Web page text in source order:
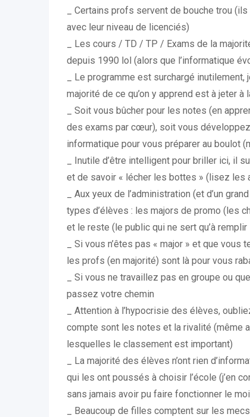
_ Certains profs servent de bouche trou
avec leur niveau de licenciés)
_ Les cours / TD / TP / Exams de la
depuis 1990 lol (alors que l’informatique
_ Le programme est surchargé
majorité de ce qu’on y apprend est à jeter à
_ Soit vous bûcher pour les notes (en
des exams par cœur), soit vous
informatique pour vous préparer au boulot
_ Inutile d’être intelligent pour briller ici, il
et de savoir « lécher les bottes » (lisez les
_ Aux yeux de l’administration (et d’un
types d’élèves : les majors de promo (les
et le reste (le public qui ne sert qu’à remplir
_ Si vous n’êtes pas « major » et que vous
les profs (en majorité) sont là pour vous
_ Si vous ne travaillez pas en groupe ou
passez votre chemin
_ Attention à l’hypocrisie des élèves,
compte sont les notes et la rivalité (même
lesquelles le classement est important)
_ La majorité des élèves n’ont rien
qui les ont poussés à choisir l’école (j’en
sans jamais avoir pu faire fonctionner le
_ Beaucoup de filles comptent sur les